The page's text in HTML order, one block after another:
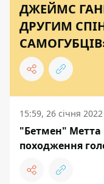
ДЖЕЙМС
ДРУГИМ
15:59, 26 січня 2022
"Бетмен" Метта
походження